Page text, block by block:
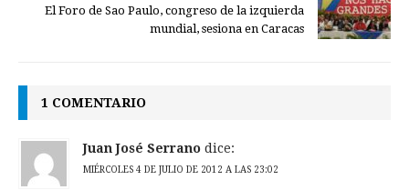
El Foro de Sao Paulo, congreso de la izquierda
mundial, sesiona en Caracas
1 COMENTARIO
Juan José Serrano dice:
MIÉRCOLES 4 DE JULIO DE 2012 A LAS 23:02